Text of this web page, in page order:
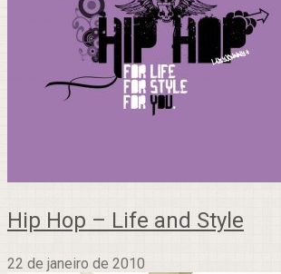
Hip Hop – Life and Style
22 de janeiro de 2010